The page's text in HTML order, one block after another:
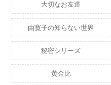
大切なお友達
由寛子の知らない世界
秘密シリーズ
黄金比